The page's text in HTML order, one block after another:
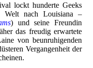
lockt hunderte Geeks
Welt nach Louisiana –
) und seine Freundin
das freudig erwartete
von beunruhigenden
Vergangenheit der